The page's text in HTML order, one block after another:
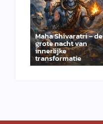
Maha Shivaratri – de
grote nacht van
innerlijke
transformatie